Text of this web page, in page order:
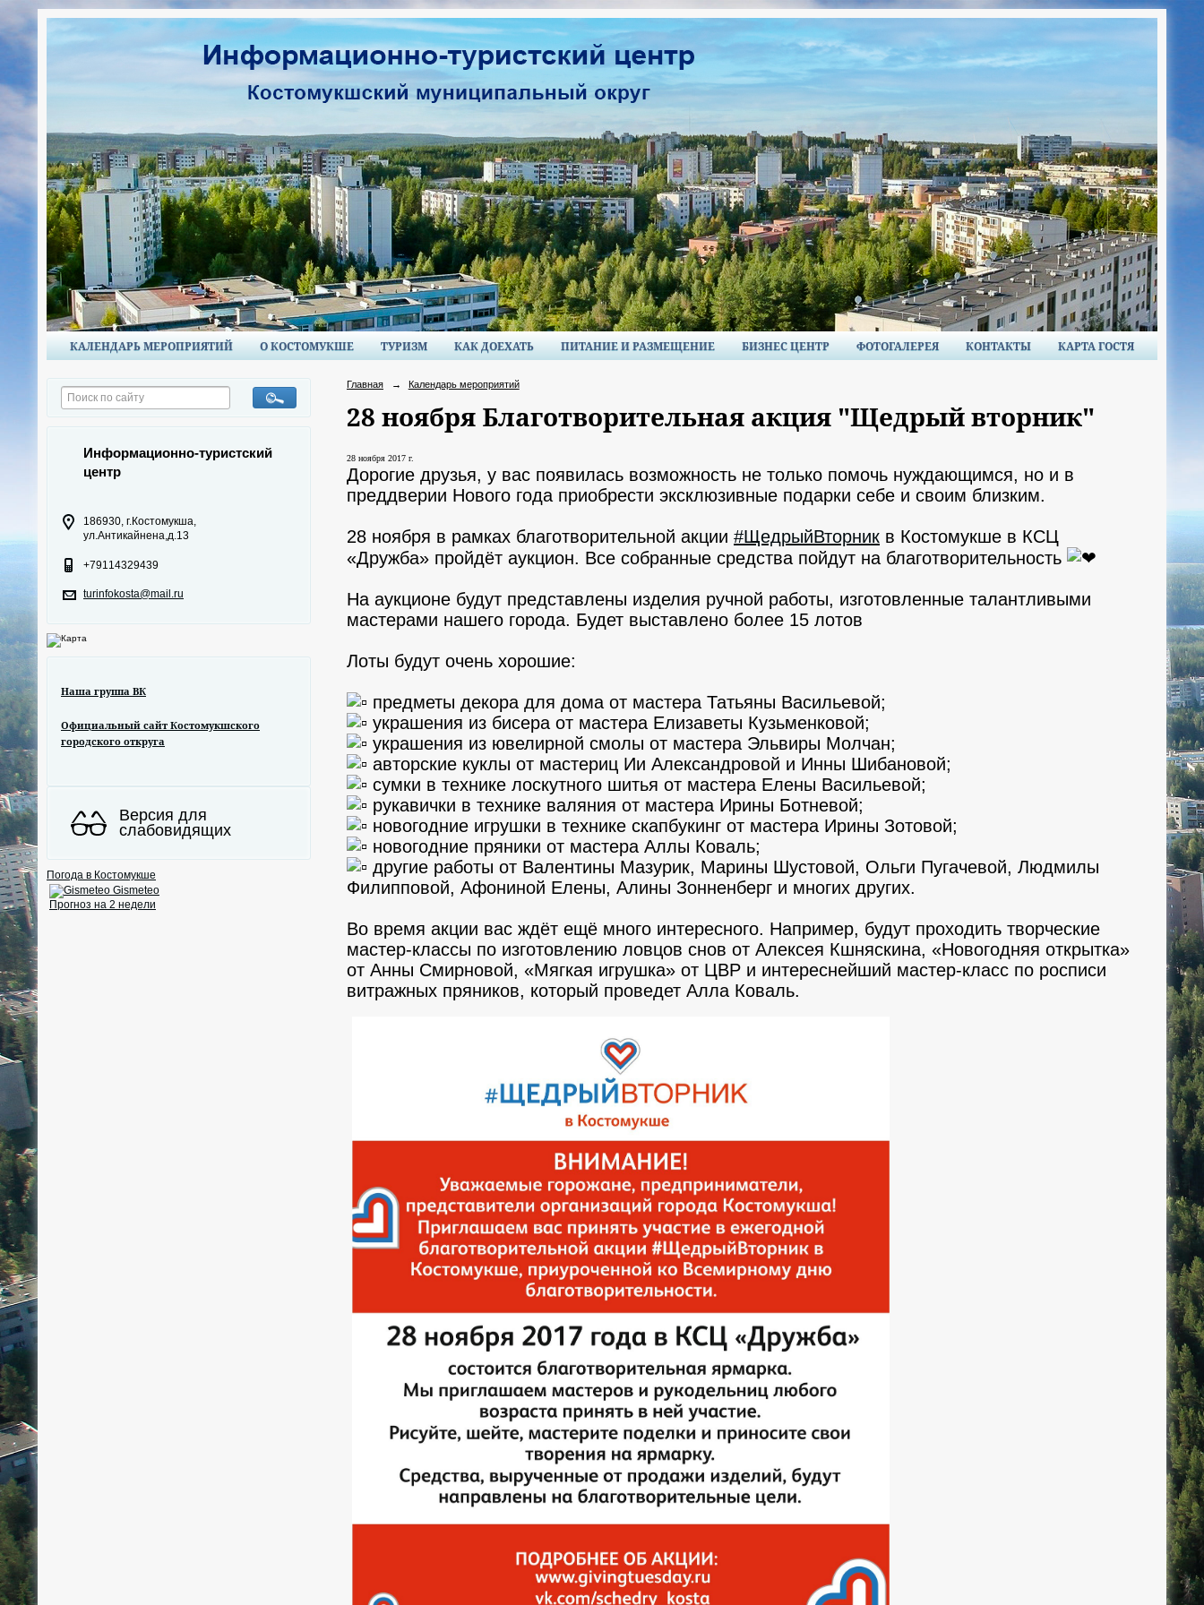
КАЛЕНДАРЬ МЕРОПРИЯТИЙ О КОСТОМУКШЕ ТУРИЗМ КАК ДОЕХАТЬ ПИТАНИЕ И РАЗМЕЩЕНИЕ БИЗНЕС ЦЕНТР ФОТОГАЛЕРЕЯ КОНТАКТЫ КАРТА ГОСТЯ
Информационно-туристский
центр
186930, г.Костомукша,
ул.Антикайнена,д.13
+79114329439
turinfokosta@mail.ru
Наша группа ВК
Официальный сайт Костомукшского
городского откруга
Версия для
слабовидящих
Погода в Костомукше
Gismeteo
Прогноз на 2 недели
Главная → Календарь мероприятий
28 ноября Благотворительная акция "Щедрый вторник"
28 ноября 2017 г.
Дорогие друзья, у вас появилась возможность не только помочь нуждающимся, но и в
преддверии Нового года приобрести эксклюзивные подарки себе и своим близким.
28 ноября в рамках благотворительной акции #ЩедрыйВторник в Костомукше в КСЦ
«Дружба» пройдёт аукцион. Все собранные средства пойдут на благотворительность
На аукционе будут представлены изделия ручной работы, изготовленные талантливыми
мастерами нашего города. Будет выставлено более 15 лотов
Лоты будут очень хорошие:
предметы декора для дома от мастера Татьяны Васильевой;
украшения из бисера от мастера Елизаветы Кузьменковой;
украшения из ювелирной смолы от мастера Эльвиры Молчан;
авторские куклы от мастериц Ии Александровой и Инны Шибановой;
сумки в технике лоскутного шитья от мастера Елены Васильевой;
рукавички в технике валяния от мастера Ирины Ботневой;
новогодние игрушки в технике скапбукинг от мастера Ирины Зотовой;
новогодние пряники от мастера Аллы Коваль;
другие работы от Валентины Мазурик, Марины Шустовой, Ольги Пугачевой, Людмилы
Филипповой, Афониной Елены, Алины Зонненберг и многих других.
Во время акции вас ждёт ещё много интересного. Например, будут проходить творческие
мастер-классы по изготовлению ловцов снов от Алексея Кшняскина, «Новогодняя открытка»
от Анны Смирновой, «Мягкая игрушка» от ЦВР и интереснейший мастер-класс по росписи
витражных пряников, который проведет Алла Коваль.